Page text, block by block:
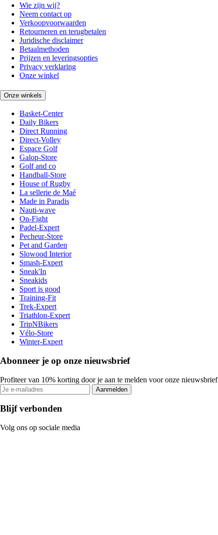
Wie zijn wij?
Neem contact op
Verkoopvoorwaarden
Retourneren en terugbetalen
Juridische disclaimer
Betaalmethoden
Prijzen en leveringsopties
Privacy verklaring
Onze winkel
Onze winkels
Basket-Center
Daily Bikers
Direct Running
Direct-Volley
Espace Golf
Galop-Store
Golf and co
Handball-Store
House of Rugby
La sellerie de Maé
Made in Paradis
Nauti-wave
On-Fight
Padel-Expert
Pecheur-Store
Pet and Garden
Slowood Interior
Smash-Expert
Sneak'In
Sneakids
Sport is good
Training-Fit
Trek-Expert
Triathlon-Expert
TripNBikers
Vélo-Store
Winter-Expert
Abonneer je op onze nieuwsbrief
Profiteer van 10% korting door je aan te melden voor onze nieuwsbrief
Aanmelden
Blijf verbonden
Volg ons op sociale media